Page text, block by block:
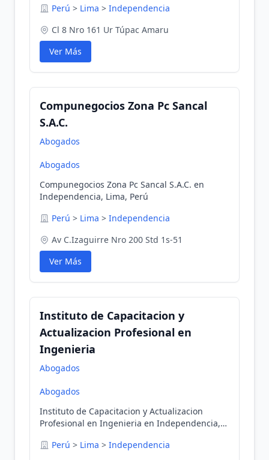
Perú > Lima > Independencia
Cl 8 Nro 161 Ur Túpac Amaru
Ver Más
Compunegocios Zona Pc Sancal
S.A.C.
Abogados
Abogados
Compunegocios Zona Pc Sancal S.A.C. en
Independencia, Lima, Perú
Perú > Lima > Independencia
Av C.Izaguirre Nro 200 Std 1s-51
Ver Más
Instituto de Capacitacion y
Actualizacion Profesional en
Ingenieria
Abogados
Abogados
Instituto de Capacitacion y Actualizacion
Profesional en Ingenieria en Independencia,
Perú > Lima > Independencia